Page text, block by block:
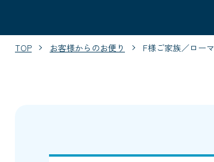
TOP お客様からのお便り F様ご家族／ロー